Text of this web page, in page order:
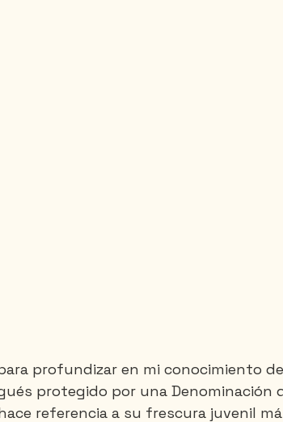
profundizar en mi conocimiento
protegido por una Denominación
referencia a su frescura juvenil